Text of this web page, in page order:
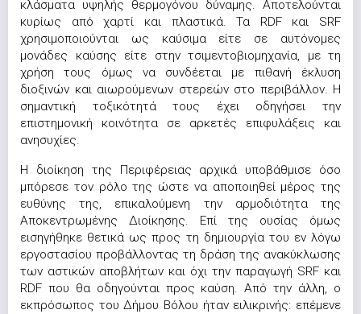
κλάσματα υψηλής θερμογόνου δύναμης. Αποτελούνται
κυρίως από χαρτί και πλαστικά. Τα RDF και SRF
χρησιμοποιούνται ως καύσιμα είτε σε αυτόνομες
μονάδες καύσης είτε στην τσιμεντοβιομηχανία, με τη
χρήση τους όμως να συνδέεται με πιθανή έκλυση
διοξινών και αιωρούμενων στερεών στο περιβάλλον. Η
σημαντική τοξικότητά τους έχει οδηγήσει την
επιστημονική κοινότητα σε αρκετές επιφυλάξεις και
ανησυχίες.
Η διοίκηση της Περιφέρειας αρχικά υποβάθμισε όσο
μπόρεσε τον ρόλο της ώστε να αποποιηθεί μέρος της
ευθύνης της, επικαλούμενη την αρμοδιότητα της
Αποκεντρωμένης Διοίκησης. Επί της ουσίας όμως
εισηγήθηκε θετικά ως προς τη δημιουργία του εν λόγω
εργοστασίου προβάλλοντας τη δράση της ανακύκλωσης
των αστικών αποβλήτων και όχι την παραγωγή SRF και
RDF που θα οδηγούνται προς καύση. Από την άλλη, ο
εκπρόσωπος του Δήμου Βόλου ήταν ειλικρινής: επέμενε